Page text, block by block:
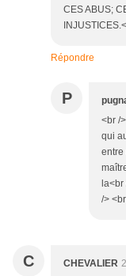
CES ABUS;
Répondre
P
<br /
qui
entre
/>
C CHEVALIER